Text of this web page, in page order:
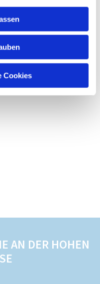
Cookies
AN DER HOHEN